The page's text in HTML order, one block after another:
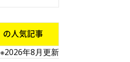
の人気記事
※2026年8月更新